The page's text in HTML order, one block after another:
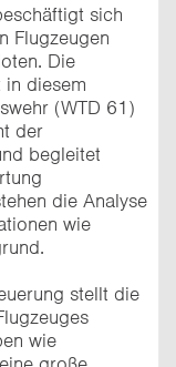
sich
Flugzeugen
Die
diesem
(WTD 61)
der
begleitet
die Analyse
wie
stellt die
wie